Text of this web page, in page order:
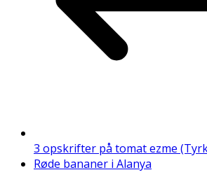
3 opskrifter på tomat ezme
Røde bananer i Alanya